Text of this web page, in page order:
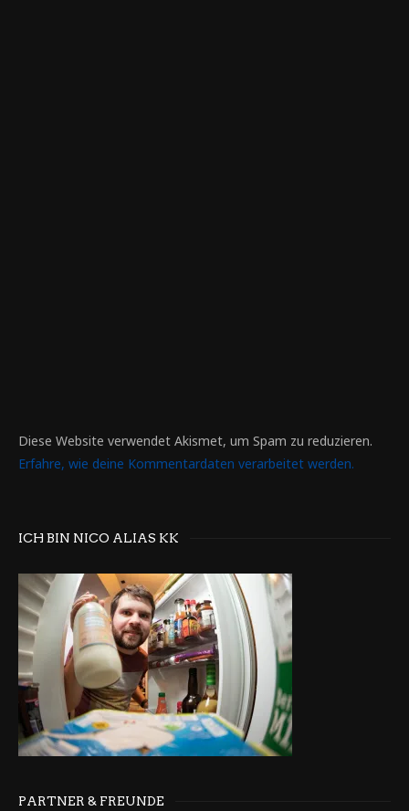
Diese Website verwendet Akismet, um Spam zu reduzieren.
Erfahre, wie deine Kommentardaten verarbeitet werden.
ICH BIN NICO ALIAS KK
PARTNER & FREUNDE